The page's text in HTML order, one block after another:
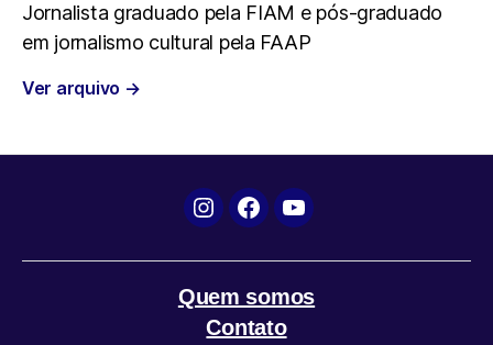
o
o
k
e A
p
r
m
Jornalista graduado pela FIAM e pós-graduado
em jornalismo cultural pela FAAP
Ver arquivo →
Instagram
FacebookYouTube
Quem somos
Contato